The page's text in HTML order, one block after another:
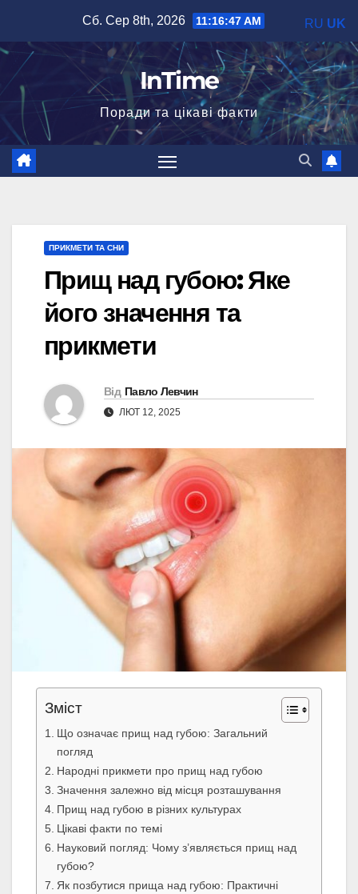
вмісту
Сб. Сер 8th, 2026 11:16:48 AM
InTime
Поради та цікаві факти
ПРИКМЕТИ ТА СНИ
Прищ над губою: Яке
його значення та
прикмети
Від Павло Левчин
ЛЮТ 12, 2025
Зміст
Що означає прищ над губою: Загальний
погляд
Народні прикмети про прищ над губою
Значення залежно від місця розташування
Прищ над губою в різних культурах
Цікаві факти по темі
Науковий погляд: Чому з’являється прищ над
губою?
Як позбутися прища над губою: Практичні
RU UK